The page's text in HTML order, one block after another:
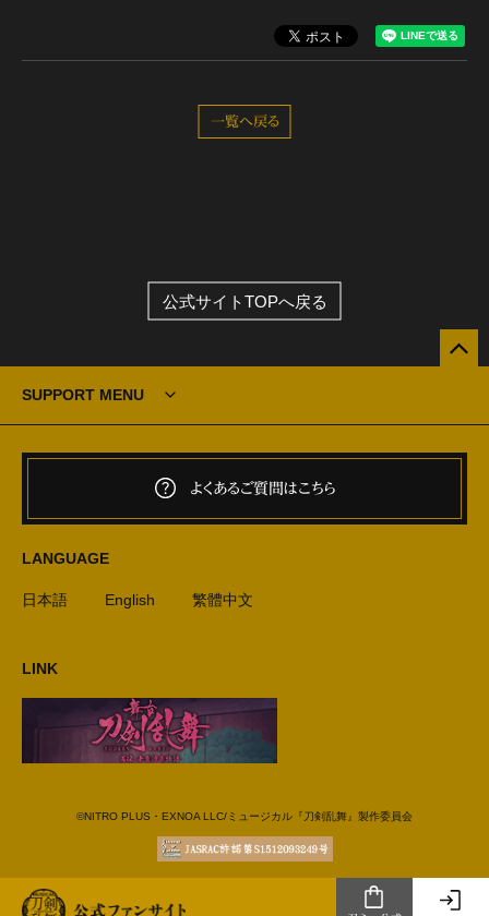
一覧へ戻る
公式サイトTOPへ戻る
SUPPORT MENU
よくあるご質問はこちら
LANGUAGE
日本語 English 繁體中文
LINK
©NITRO PLUS・EXNOA LLC/ミュージカル『刀剣乱舞』製作委員会